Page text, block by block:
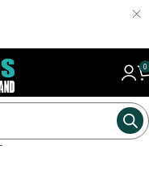
×
0
en tandwiel toebehoren